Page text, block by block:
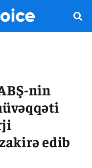
nin
edib